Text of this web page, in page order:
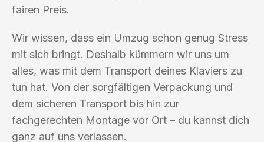
fairen Preis.
Wir wissen, dass ein Umzug schon genug Stress
mit sich bringt. Deshalb kümmern wir uns um
alles, was mit dem Transport deines Klaviers zu
tun hat. Von der sorgfältigen Verpackung und
dem sicheren Transport bis hin zur
fachgerechten Montage vor Ort – du kannst dich
ganz auf uns verlassen.